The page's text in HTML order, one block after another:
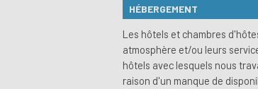
HÉBERGEMENT
Les hôtels et chambres
atmosphère et/ou leurs
hôtels avec lesquels nous
raison d'un manque de